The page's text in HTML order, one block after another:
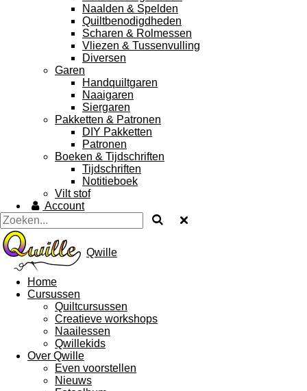
Naalden & Spelden
Quiltbenodigdheden
Scharen & Rolmessen
Vliezen & Tussenvulling
Diversen
Garen
Handquiltgaren
Naaigaren
Siergaren
Pakketten & Patronen
DIY Pakketten
Patronen
Boeken & Tijdschriften
Tijdschriften
Notitieboek
Vilt stof
Account
Qwille
Home
Cursussen
Quiltcursussen
Creatieve workshops
Naailessen
Qwillekids
Over Qwille
Even voorstellen
Nieuws